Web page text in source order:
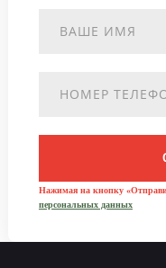
Нажимая на кнопку
персональных данных